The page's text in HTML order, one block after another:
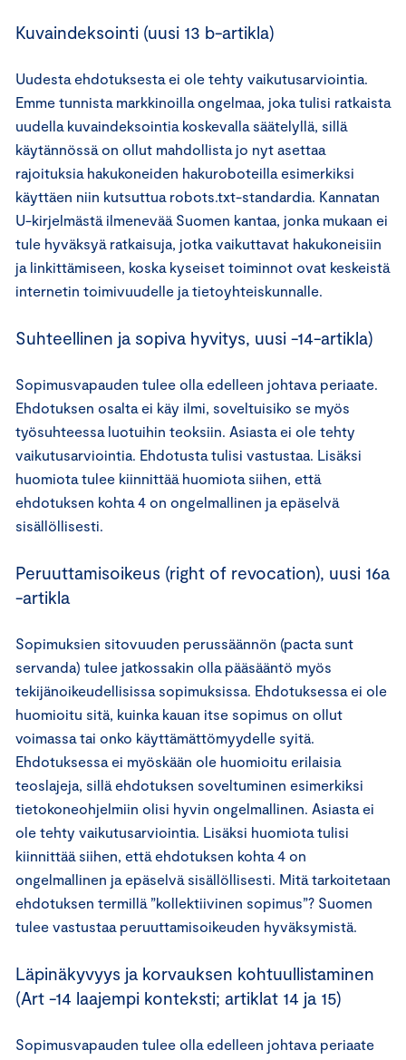
Kuvaindeksointi (uusi 13 b-artikla)
Uudesta ehdotuksesta ei ole tehty vaikutusarviointia.
Emme tunnista markkinoilla ongelmaa, joka tulisi ratkaista
uudella kuvaindeksointia koskevalla säätelyllä, sillä
käytännössä on ollut mahdollista jo nyt asettaa
rajoituksia hakukoneiden hakuroboteilla esimerkiksi
käyttäen niin kutsuttua robots.txt-standardia. Kannatan
U-kirjelmästä ilmenevää Suomen kantaa, jonka mukaan ei
tule hyväksyä ratkaisuja, jotka vaikuttavat hakukoneisiin
ja linkittämiseen, koska kyseiset toiminnot ovat keskeistä
internetin toimivuudelle ja tietoyhteiskunnalle.
Suhteellinen ja sopiva hyvitys, uusi -14-artikla)
Sopimusvapauden tulee olla edelleen johtava periaate.
Ehdotuksen osalta ei käy ilmi, soveltuisiko se myös
työsuhteessa luotuihin teoksiin. Asiasta ei ole tehty
vaikutusarviointia. Ehdotusta tulisi vastustaa. Lisäksi
huomiota tulee kiinnittää huomiota siihen, että
ehdotuksen kohta 4 on ongelmallinen ja epäselvä
sisällöllisesti.
Peruuttamisoikeus (right of revocation), uusi 16a
-artikla
Sopimuksien sitovuuden perussäännön (pacta sunt
servanda) tulee jatkossakin olla pääsääntö myös
tekijänoikeudellisissa sopimuksissa. Ehdotuksessa ei ole
huomioitu sitä, kuinka kauan itse sopimus on ollut
voimassa tai onko käyttämättömyydelle syitä.
Ehdotuksessa ei myöskään ole huomioitu erilaisia
teoslajeja, sillä ehdotuksen soveltuminen esimerkiksi
tietokoneohjelmiin olisi hyvin ongelmallinen. Asiasta ei
ole tehty vaikutusarviointia. Lisäksi huomiota tulisi
kiinnittää siihen, että ehdotuksen kohta 4 on
ongelmallinen ja epäselvä sisällöllisesti. Mitä tarkoitetaan
ehdotuksen termillä ”kollektiivinen sopimus”? Suomen
tulee vastustaa peruuttamisoikeuden hyväksymistä.
Läpinäkyvyys ja korvauksen kohtuullistaminen
(Art -14 laajempi konteksti; artiklat 14 ja 15)
Sopimusvapauden tulee olla edelleen johtava periaate